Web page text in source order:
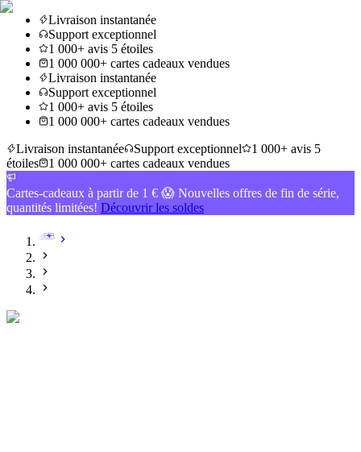
Livraison instantanée
Support exceptionnel
1 000+ avis 5 étoiles
1 000 000+ cartes cadeaux vendues
Livraison instantanée
Support exceptionnel
1 000+ avis 5 étoiles
1 000 000+ cartes cadeaux vendues
Livraison instantanée
Support exceptionnel
1 000+ avis 5
étoiles
1 000 000+ cartes cadeaux vendues
Cartes-cadeaux à partir de 1 € 😱 Nouvelles offres de fin de série,
quantités limitées! Découvrir les soldes